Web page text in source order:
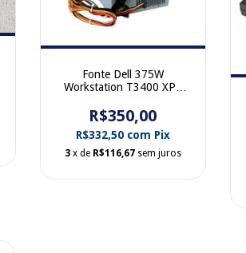
Fonte Dell 375W
Workstation T3400 XPS
00 NPS-375AB 0KH624
R$350,00
R$332,50 com Pix
3 x de R$116,67 sem juros